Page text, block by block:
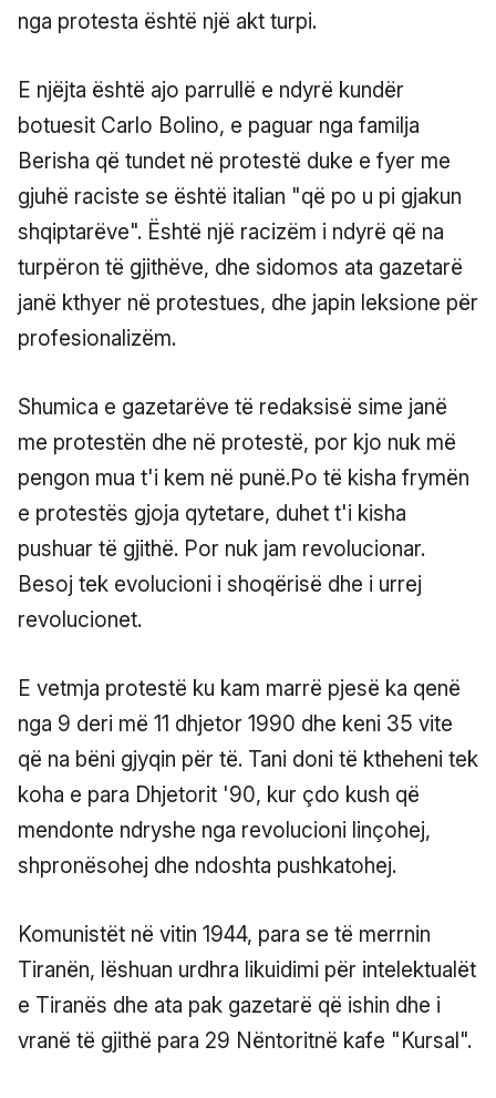
nga protesta është një akt turpi.
E njëjta është ajo parrullë e ndyrë kundër
botuesit Carlo Bolino, e paguar nga familja
Berisha që tundet në protestë duke e fyer me
gjuhë raciste se është italian "që po u pi gjakun
shqiptarëve". Është një racizëm i ndyrë që na
turpëron të gjithëve, dhe sidomos ata gazetarë
janë kthyer në protestues, dhe japin leksione për
profesionalizëm.
Shumica e gazetarëve të redaksisë sime janë
me protestën dhe në protestë, por kjo nuk më
pengon mua t'i kem në punë.Po të kisha frymën
e protestës gjoja qytetare, duhet t'i kisha
pushuar të gjithë. Por nuk jam revolucionar.
Besoj tek evolucioni i shoqërisë dhe i urrej
revolucionet.
E vetmja protestë ku kam marrë pjesë ka qenë
nga 9 deri më 11 dhjetor 1990 dhe keni 35 vite
që na bëni gjyqin për të. Tani doni të ktheheni tek
koha e para Dhjetorit '90, kur çdo kush që
mendonte ndryshe nga revolucioni linçohej,
shpronësohej dhe ndoshta pushkatohej.
Komunistët në vitin 1944, para se të merrnin
Tiranën, lëshuan urdhra likuidimi për intelektualët
e Tiranës dhe ata pak gazetarë që ishin dhe i
vranë të gjithë para 29 Nëntoritnë kafe "Kursal".